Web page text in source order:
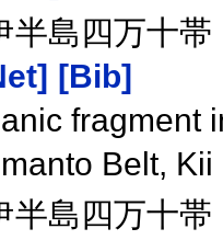
半島四万十
[Bib]
fragment
Belt,
半島四万十